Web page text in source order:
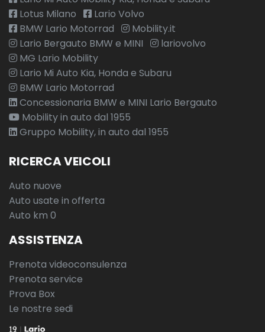
Sequenza di accensione: movimenti, quadrante e
illuminazione
Serbatoio carburante standard (65l)
Servosterzo elettrico (epas)
Sistema di chiusura per bambini ad azionamento elettrico
Sistema di controllo pressione pneumatici (tpms)
Sistema posteriore di ancoraggio isofix per seggiolino
Soglie di ingresso in metallo con logo r-dynamic
Sospensioni passive
Specchietto retrovisore interno fotocromatico
Spoiler portellone posteriore
Taratura dello sterzo in funzione della velocità
Telecamera posteriore
Lotus Milano
Lario Volvo
BMW Lario Motorrad
Mobility.it
Lario Bergauto BMW e MINI
lariovolvo
MG Lario Mobility
Lario Mi Auto Kia, Honda e Subaru
BMW Lario Motorrad
Concessionaria BMW e MINI Lario Bergauto
Mobility in auto dal 1955
Gruppo Mobility, in auto dal 1955
RICERCA VEICOLI
Auto nuove
Auto usate in offerta
Auto km 0
ASSISTENZA
Prenota videoconsulenza
Prenota service
Prova Box
Le nostre sedi